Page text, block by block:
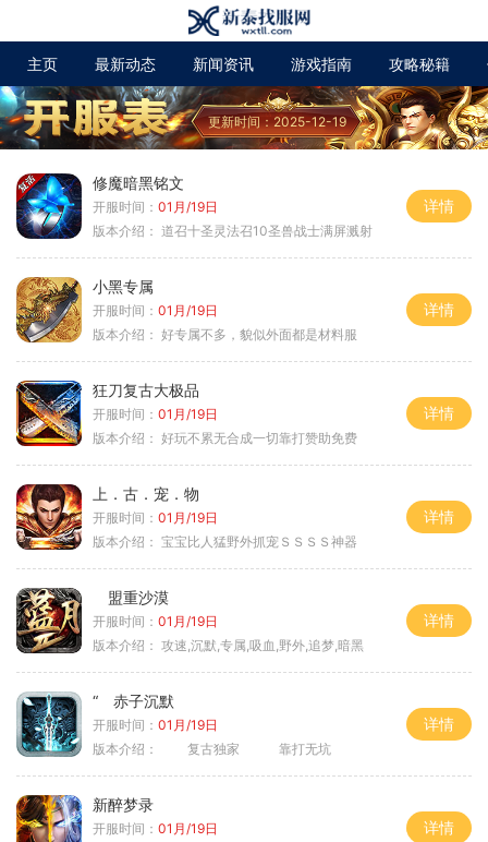
主页 最新动态 新闻资讯 游戏指南 攻略秘籍
更新时间：2025-12-19
修魔暗黑铭文
开服时间： 01月/19日
版本介绍： 道召十圣灵法召10圣兽战士满屏溅射
详情
小黑专属
开服时间： 01月/19日
版本介绍： 好专属不多，貌似外面都是材料服
详情
狂刀复古大极品
开服时间： 01月/19日
版本介绍： 好玩不累无合成一切靠打赞助免费
详情
上．古．宠．物
开服时间： 01月/19日
版本介绍： 宝宝比人猛野外抓宠ＳＳＳＳ神器
详情
盟重沙漠
开服时间： 01月/19日
版本介绍： 攻速,沉默,专属,吸血,野外,追梦,暗黑
详情
“ 赤子沉默
开服时间： 01月/19日
版本介绍：
复古独家 靠打无坑
详情
新醉梦录
开服时间： 01月/19日
详情